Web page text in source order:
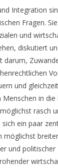
Integration
Fragen.
und
diskutiert
darum,
und
Menschen in
rasch
sich ein paar
möglichst
und